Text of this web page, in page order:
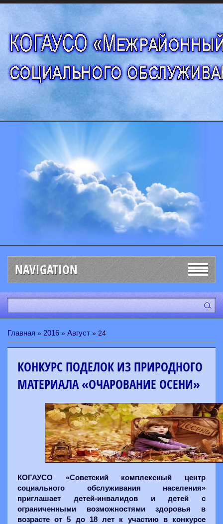
NAVIGATION
Главная » 2016 » Август » 24
КОНКУРС ПОДЕЛОК ИЗ ПРИРОДНОГО
МАТЕРИАЛА «ОЧАРОВАНИЕ ОСЕНИ»
КОГАУСО «Советский комплексный центр
социального обслуживания населения»
приглашает детей-инвалидов и детей с
ограниченными возможностями здоровья в
возрасте от 5 до 18 лет к участию в конкурсе